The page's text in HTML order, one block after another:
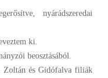
nyárádszeredai
ki.
beosztásából.
Zoltán és Gidófalva filiák